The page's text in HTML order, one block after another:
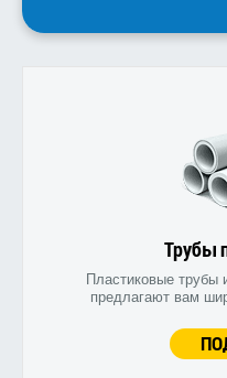
Трубы
Пластиковые трубы
предлагают вам